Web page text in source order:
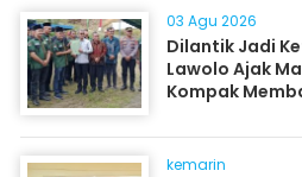
03 Agu 2026
Dilantik Jadi
Lawolo Ajak
Kompak
kemarin